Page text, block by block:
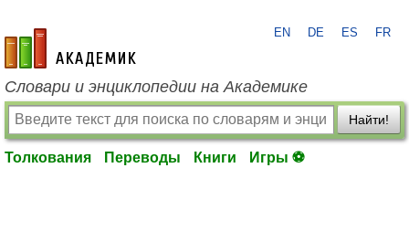
academic.ru
EN DE ES FR
Словари и энциклопедии на Академике
Найти!
Толкования Переводы Книги Игры ⚽